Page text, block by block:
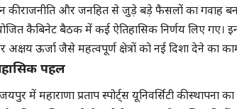
की राजनीति और जनहित से जुड़े बड़े फैसलों का गवाह
कैबिनेट बैठक में कई ऐतिहासिक निर्णय लिए गए।
अक्षय ऊर्जा जैसे महत्वपूर्ण क्षेत्रों को नई दिशा देने का
पहल
में महाराणा प्रताप स्पोर्ट्स यूनिवर्सिटी की